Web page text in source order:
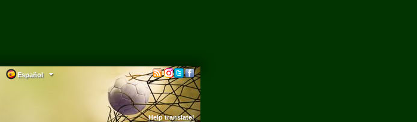
Español
Help translate!